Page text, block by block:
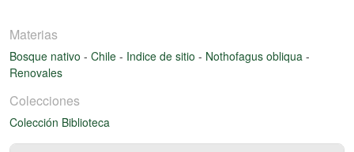
Materias
Bosque nativo - Chile - Indice de sitio - Nothofagus obliqua -
Renovales
Colecciones
Colección Biblioteca